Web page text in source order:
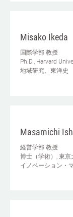
Misako Ikeda
国際学部 教授
Ph.D., Harvard
地域研究、東洋史
Masamichi
経営学部 教授
博士（学術）, 東京
イノベーション・